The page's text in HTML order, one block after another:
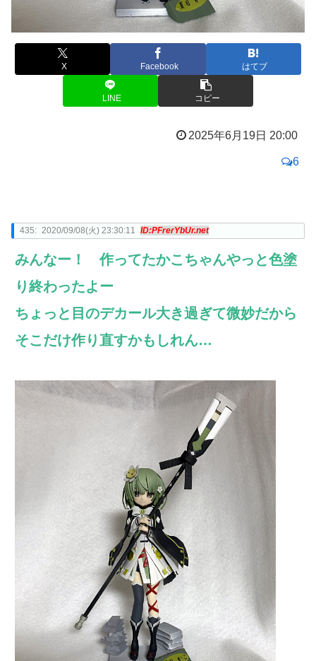
X Facebook はてブ
LINE コピー
2025年6月19日 20:00
6
435: 2020/09/08(火) 23:30:11 ID:PFrerYbUr.net
みんなー！ 作ってたかこちゃんやっと色塗
り終わったよー
ちょっと目のデカール大き過ぎて微妙だから
そこだけ作り直すかもしれん…